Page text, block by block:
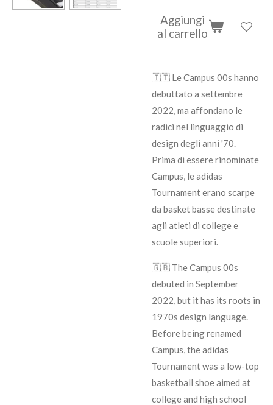
Aggiungi
al carrello
🇮🇹 Le Campus 00s hanno
debuttato a settembre
2022, ma affondano le
radici nel linguaggio di
design degli anni '70.
Prima di essere rinominate
Campus, le adidas
Tournament erano scarpe
da basket basse destinate
agli atleti di college e
scuole superiori.
🇬🇧 The Campus 00s
debuted in September
2022, but it has its roots in
1970s design language.
Before being renamed
Campus, the adidas
Tournament was a low-top
basketball shoe aimed at
college and high school